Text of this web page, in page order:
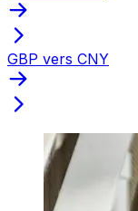
GBP vers CNY